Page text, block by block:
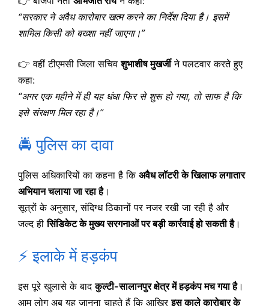
“सरकार ने अवैध कारोबार खत्म करने का निर्देश दिया है। इसमें
शामिल किसी को बख्शा नहीं जाएगा।”
👉 वहीं टीएमसी जिला सचिवशुभाशीष मुखर्जीने पलटवार करते हुए
कहा:
“अगर एक महीने में ही यह धंधा फिर से शुरू हो गया, तो साफ है कि
इसे संरक्षण मिल रहा है।”
🚔 पुलिस का दावा
पुलिस अधिकारियों का कहना है कि अवैध लॉटरी के खिलाफ लगातार
अभियान चलाया जा रहा है।
सूत्रों के अनुसार, संदिग्ध ठिकानों पर नजर रखी जा रही है और
जल्द हीसिंडिकेट के मुख्य सरगनाओं पर बड़ी कार्रवाई हो सकती है।
⚡ इलाके में हड़कंप
इस पूरे खुलासे के बादकुल्टी-सालानपुर क्षेत्र में हड़कंप मच गया है।
आम लोग अब यह जानना चाहते हैं कि आखिरइस काले कारोबार के